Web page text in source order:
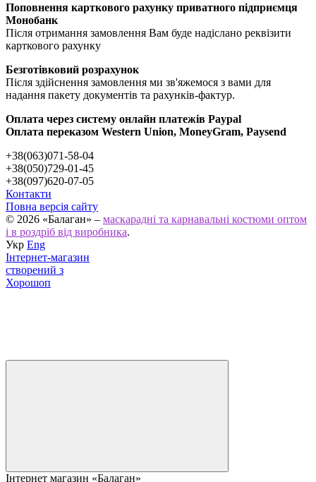
Поповнення карткового рахунку приватного підприємця
Монобанк
Після отримання замовлення Вам буде надіслано реквізити
карткового рахунку
Безготівковий розрахунок
Після здійснення замовлення ми зв'яжемося з вами для
надання пакету документів та рахунків-фактур.
Оплата через систему онлайн платежів Paypal
Оплата переказом Western Union, MoneyGram, Paysend
+38(063)071-58-04
+38(050)729-01-45
+38(097)620-07-05
Контакти
Повна версія сайту
© 2026 «Балаган» – маскарадні та карнавальні костюми оптом
і в роздріб від виробника.
Укр Eng
Інтернет-магазин
створений з
Хорошоп
Інтернет магазин «Балаган»